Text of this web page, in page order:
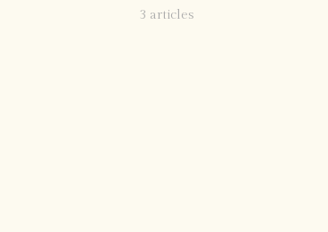
3 articles